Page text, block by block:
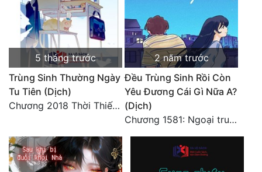
5 tháng trước
Trùng Sinh Thường Ngày
Tu Tiên (Dịch)
Chương 2018 Thời Thiếu Niên
2 năm trước
Đều Trùng Sinh Rồi Còn
Yêu Đương Cái Gì Nữa A?
(Dịch)
Chương 1581: Ngoại truyện 1 (9)